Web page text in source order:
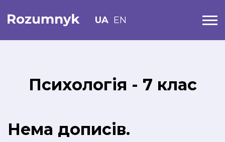
UA EN
Психологія - 7 клас
Нема дописів.